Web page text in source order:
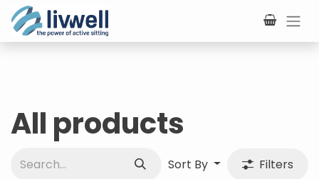
Skip to Content
All products
Sort By Filters